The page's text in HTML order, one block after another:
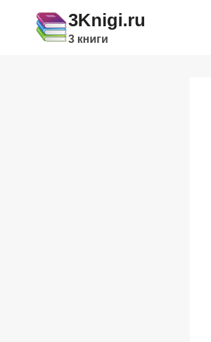
содержимому
3Knigi.ru
3 книги